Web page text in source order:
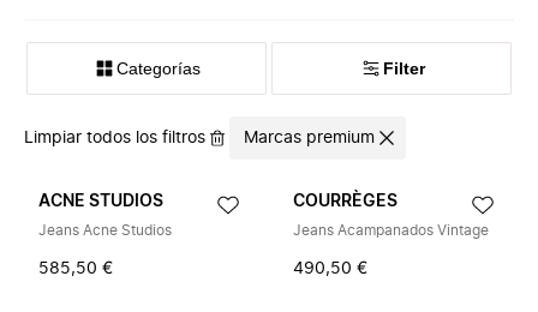
Categorías Filter
Limpiar todos los filtros Marcas premium
ACNE STUDIOS
Jeans Acne Studios
585,50 €
COURRÈGES
Jeans Acampanados Vintage
490,50 €